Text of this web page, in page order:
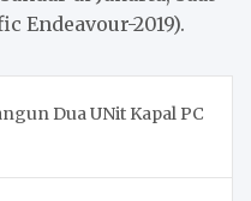
Endeavour-2019).
Dua UNit Kapal PC